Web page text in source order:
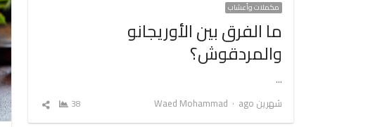
مكملات وأعشاب
ما الفرق بين الأوريجانو
والمردقوش؟
…
شهرين ago
Author
Waed Mohammad
38
شارك